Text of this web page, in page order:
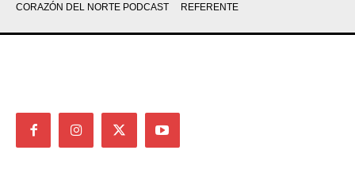
CORAZÓN DEL NORTE PODCAST
REFERENTE